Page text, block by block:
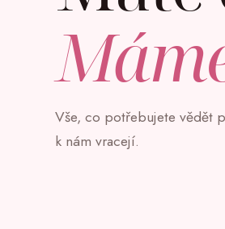
Vše, co potřebujete vědět
k nám vracejí.